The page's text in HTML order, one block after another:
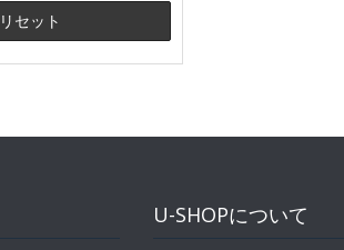
U-SHOPについて